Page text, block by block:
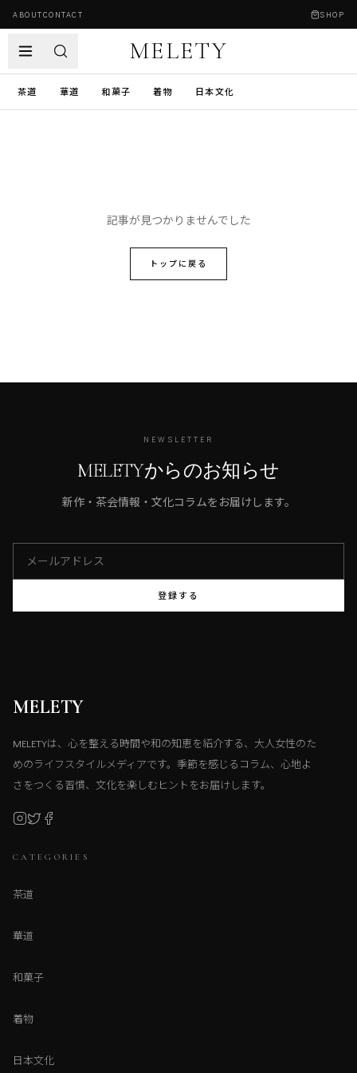
ABOUTCONTACT SHOP
MELETY
茶道 華道 和菓子 着物 日本文化
記事が見つかりませんでした
トップに戻る
NEWSLETTER
MELETYからのお知らせ
新作・茶会情報・文化コラムをお届けします。
登録する
MELETY
MELETYは、心を整える時間や和の知恵を紹介する、大人女性のた
めのライフスタイルメディアです。季節を感じるコラム、心地よ
さをつくる習慣、文化を楽しむヒントをお届けします。
CATEGORIES
茶道
華道
和菓子
着物
日本文化